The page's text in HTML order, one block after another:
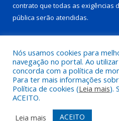
contrato que todas as exigências
pública serão atendidas.
Todos os direitos reservados a
Mapa do Site
Acessar Área
Nós usamos cookies para
navegação no portal. Ao
concorda com a política de
Para ter mais informações
Política de cookies (Leia mais).
ACEITO.
Leia mais
ACEITO